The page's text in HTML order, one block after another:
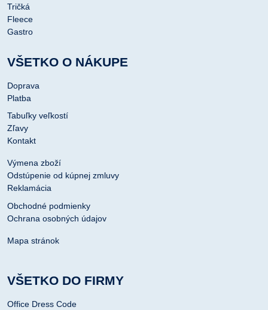
Tričká
Fleece
Gastro
VŠETKO O NÁKUPE
Doprava
Platba
Tabuľky veľkostí
Zľavy
Kontakt
Výmena zboží
Odstúpenie od kúpnej zmluvy
Reklamácia
Obchodné podmienky
Ochrana osobných údajov
Mapa stránok
VŠETKO DO FIRMY
Office Dress Code